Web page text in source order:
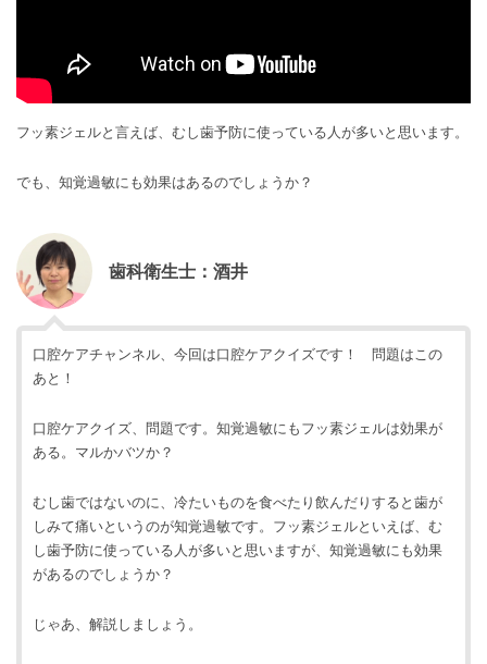
フッ素ジェルと言えば、むし歯予防に使っている人が多いと思います。
でも、知覚過敏にも効果はあるのでしょうか？
歯科衛生士：酒井
口腔ケアチャンネル、今回は口腔ケアクイズです！ 問題はこの
あと！
口腔ケアクイズ、問題です。知覚過敏にもフッ素ジェルは効果が
ある。マルかバツか？
むし歯ではないのに、冷たいものを食べたり飲んだりすると歯が
しみて痛いというのが知覚過敏です。フッ素ジェルといえば、む
し歯予防に使っている人が多いと思いますが、知覚過敏にも効果
があるのでしょうか？
じゃあ、解説しましょう。